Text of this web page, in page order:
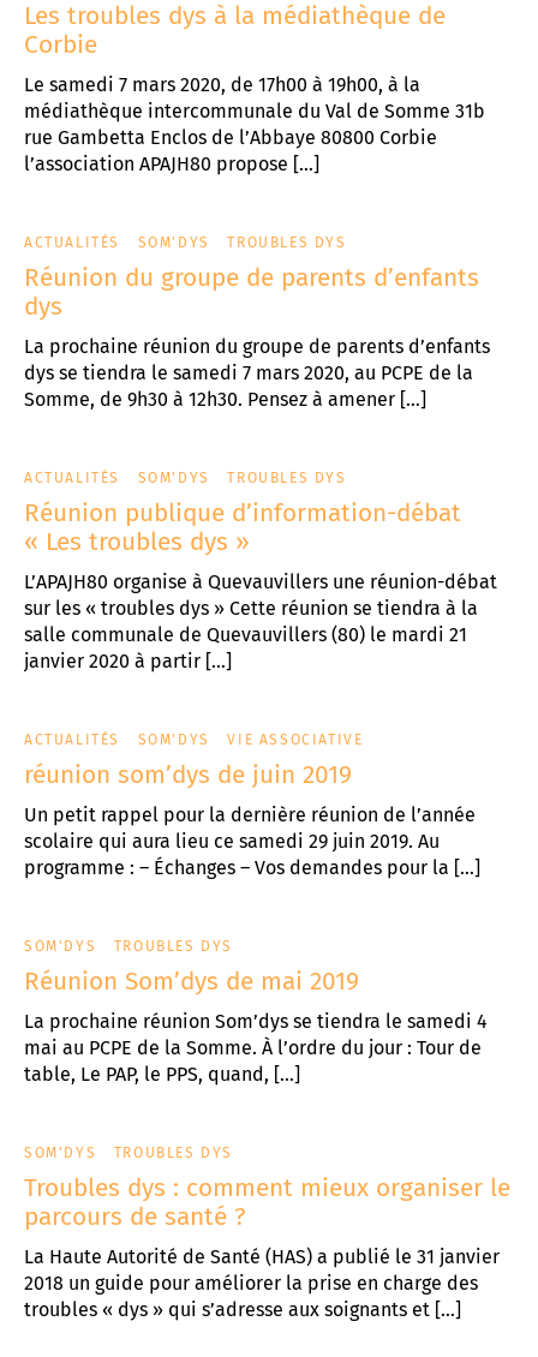
Les troubles dys à la médiathèque de
Corbie
Le samedi 7 mars 2020, de 17h00 à 19h00, à la
médiathèque intercommunale du Val de Somme 31b
rue Gambetta Enclos de l’Abbaye 80800 Corbie
l’association APAJH80 propose […]
ACTUALITÉS SOM'DYS TROUBLES DYS
Réunion du groupe de parents d’enfants
dys
La prochaine réunion du groupe de parents d’enfants
dys se tiendra le samedi 7 mars 2020, au PCPE de la
Somme, de 9h30 à 12h30. Pensez à amener […]
ACTUALITÉS SOM'DYS TROUBLES DYS
Réunion publique d’information-débat
« Les troubles dys »
L’APAJH80 organise à Quevauvillers une réunion-débat
sur les « troubles dys » Cette réunion se tiendra à la
salle communale de Quevauvillers (80) le mardi 21
janvier 2020 à partir […]
ACTUALITÉS SOM'DYS VIE ASSOCIATIVE
réunion som’dys de juin 2019
Un petit rappel pour la dernière réunion de l’année
scolaire qui aura lieu ce samedi 29 juin 2019. Au
programme : – Échanges – Vos demandes pour la […]
SOM'DYS TROUBLES DYS
Réunion Som’dys de mai 2019
La prochaine réunion Som’dys se tiendra le samedi 4
mai au PCPE de la Somme. À l’ordre du jour : Tour de
table, Le PAP, le PPS, quand, […]
SOM'DYS TROUBLES DYS
Troubles dys : comment mieux organiser le
parcours de santé ?
La Haute Autorité de Santé (HAS) a publié le 31 janvier
2018 un guide pour améliorer la prise en charge des
troubles « dys » qui s’adresse aux soignants et […]